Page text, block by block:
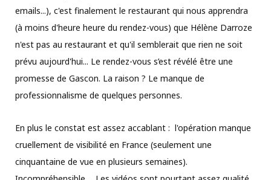
emails...), c'est finalement le restaurant qui nous apprendra
(à moins d'heure heure du rendez-vous) que Hélène Darroze
n'est pas au restaurant et qu'il semblerait que rien ne soit
prévu aujourd'hui... Le rendez-vous s’est révélé être une
promesse de Gascon. La raison ? Le manque de
professionnalisme de quelques personnes.
En plus le constat est assez accablant : l'opération manque
cruellement de visibilité en France (seulement une
cinquantaine de vue en plusieurs semaines).